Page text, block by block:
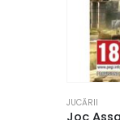
JUCĂRII